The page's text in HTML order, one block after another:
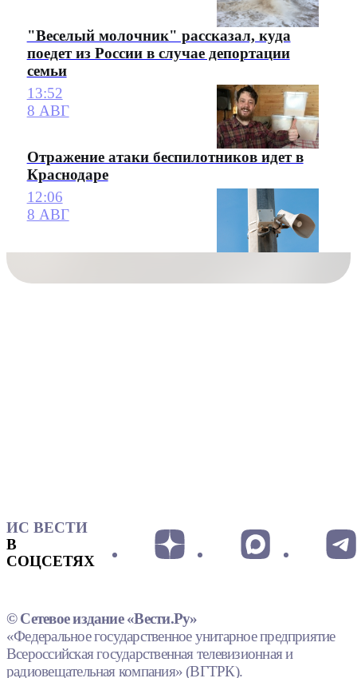
"Веселый молочник" рассказал, куда
поедет из России в случае депортации
семьи
13:52
8 АВГ
Отражение атаки беспилотников идет в
Краснодаре
12:06
8 АВГ
ИС ВЕСТИ
В
СОЦСЕТЯХ
© Сетевое издание «Вести.Ру»
«Федеральное государственное унитарное предприятие
Всероссийская государственная телевизионная и
радиовещательная компания» (ВГТРК).